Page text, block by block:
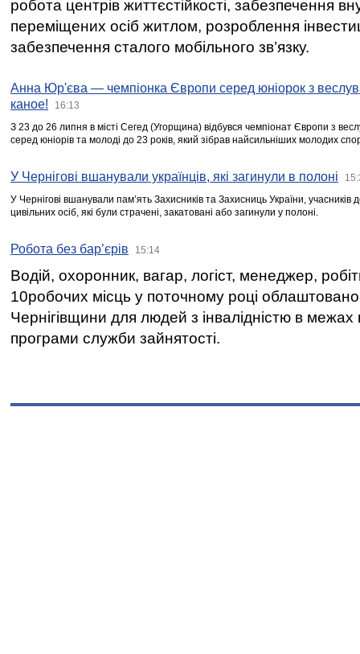
робота центрів життєстійкості, забезпечення
переміщених осіб житлом, розроблення
забезпечення сталого мобільного зв’язку.
Анна Юр'єва — чемпіонка Європи серед юніорок з
каное!
16:13
З 23 до 26 липня в місті Сегед (Угорщина) відбувся чемпіонат Європи з
серед юніорів та молоді до 23 років, який зібрав найсильніших молодих
У Чернігові вшанували українців, які загинули в полоні
У Чернігові вшанували пам’ять Захисників та Захисниць України,
цивільних осіб, які були страчені, закатовані або загинули у полоні.
Робота без бар’єрів 15:14
Водій, охоронник, вагар, логіст, менеджер,
10робочих місць у поточному році
Чернігівщини для людей з інвалідністю в межах
програми служби зайнятості.